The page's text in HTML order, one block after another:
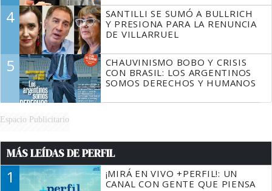
4
SANTILLI SE SUMÓ A BULLRICH
Y PRESIONA PARA LA RENUNCIA
DE VILLARRUEL
5
CHAUVINISMO BOBO Y CRISIS
CON BRASIL: LOS ARGENTINOS
SOMOS DERECHOS Y HUMANOS
Espacio Publicitario
MÁS LEÍDAS DE PERFIL
1
¡MIRÁ EN VIVO +PERFIL!: UN
CANAL CON GENTE QUE PIENSA